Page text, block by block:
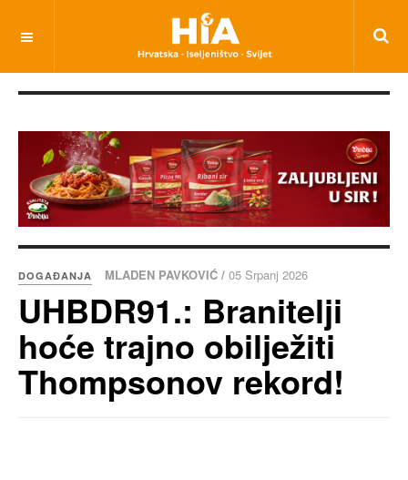
DOGAĐANJA MLADEN PAVKOVIĆ / 05 Srpanj 2026
UHBDR91.: Branitelji
hoće trajno obilježiti
Thompsonov rekord!